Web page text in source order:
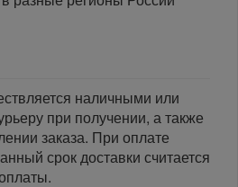
наличными или
при получении, а также
заказа. При оплате
срок доставки считается